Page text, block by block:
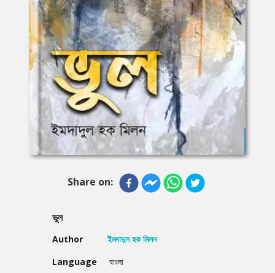
Share on:
ভুল
Author
ইমদাদুল হক মিলন
Language
বাংলা